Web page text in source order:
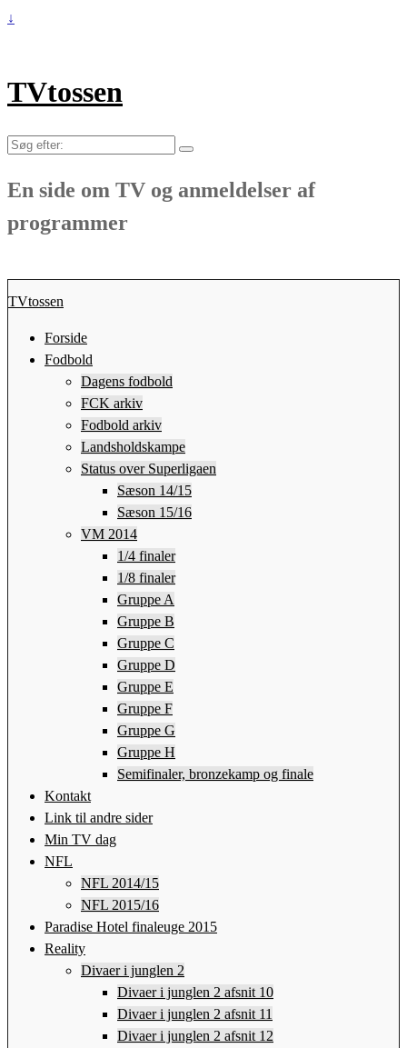
↓
TVtossen
Søg
En side om TV og anmeldelser af
programmer
TVtossen
Forside
Fodbold
Dagens fodbold
FCK arkiv
Fodbold arkiv
Landsholdskampe
Status over Superligaen
Sæson 14/15
Sæson 15/16
VM 2014
1/4 finaler
1/8 finaler
Gruppe A
Gruppe B
Gruppe C
Gruppe D
Gruppe E
Gruppe F
Gruppe G
Gruppe H
Semifinaler, bronzekamp og finale
Kontakt
Link til andre sider
Min TV dag
NFL
NFL 2014/15
NFL 2015/16
Paradise Hotel finaleuge 2015
Reality
Divaer i junglen 2
Divaer i junglen 2 afsnit 10
Divaer i junglen 2 afsnit 11
Divaer i junglen 2 afsnit 12